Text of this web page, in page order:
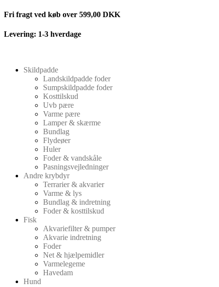
Videre
indhold
Fri fragt ved køb over 599,00 DKK
Levering: 1-3 hverdage
Skildpadde
Landskildpadde foder
Sumpskildpadde foder
Kosttilskud
Uvb pære
Varme pære
Lamper & skærme
Bundlag
Flydeøer
Huler
Foder & vandskåle
Pasningsvejledninger
Andre krybdyr
Terrarier & akvarier
Varme & lys
Bundlag & indretning
Foder & kosttilskud
Fisk
Akvariefilter & pumper
Akvarie indretning
Foder
Net & hjælpemidler
Varmelegeme
Havedam
Hund